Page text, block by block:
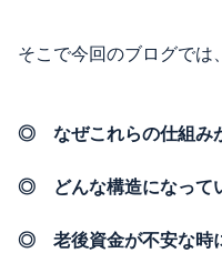
そこで今回のブログでは、
◎ なぜこれらの仕組み
◎ どんな構造になって
◎ 老後資金が不安な時